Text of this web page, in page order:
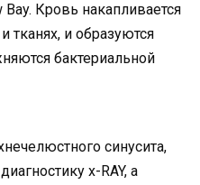
Кровь накапливается
тканях, и образуются
бактериальной
синусита,
x-RAY, а